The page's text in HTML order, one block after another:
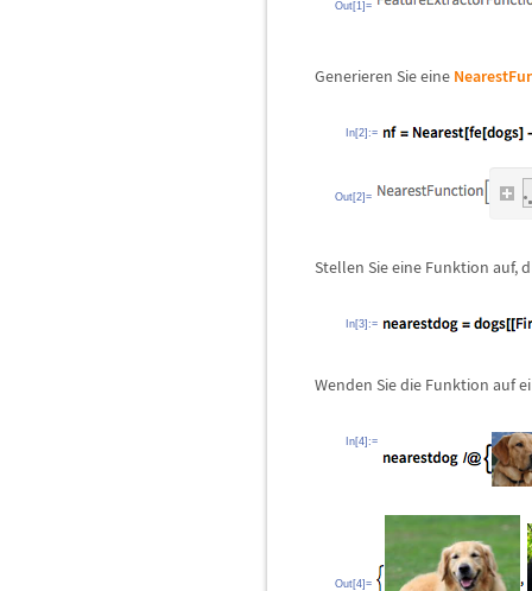
Out[1]=
Generieren Sie eine
In[2]:=
Out[2]=
Stellen Sie eine Funktion auf,
In[3]:=
Wenden Sie die Funktion auf
In[4]:=
Out[4]=